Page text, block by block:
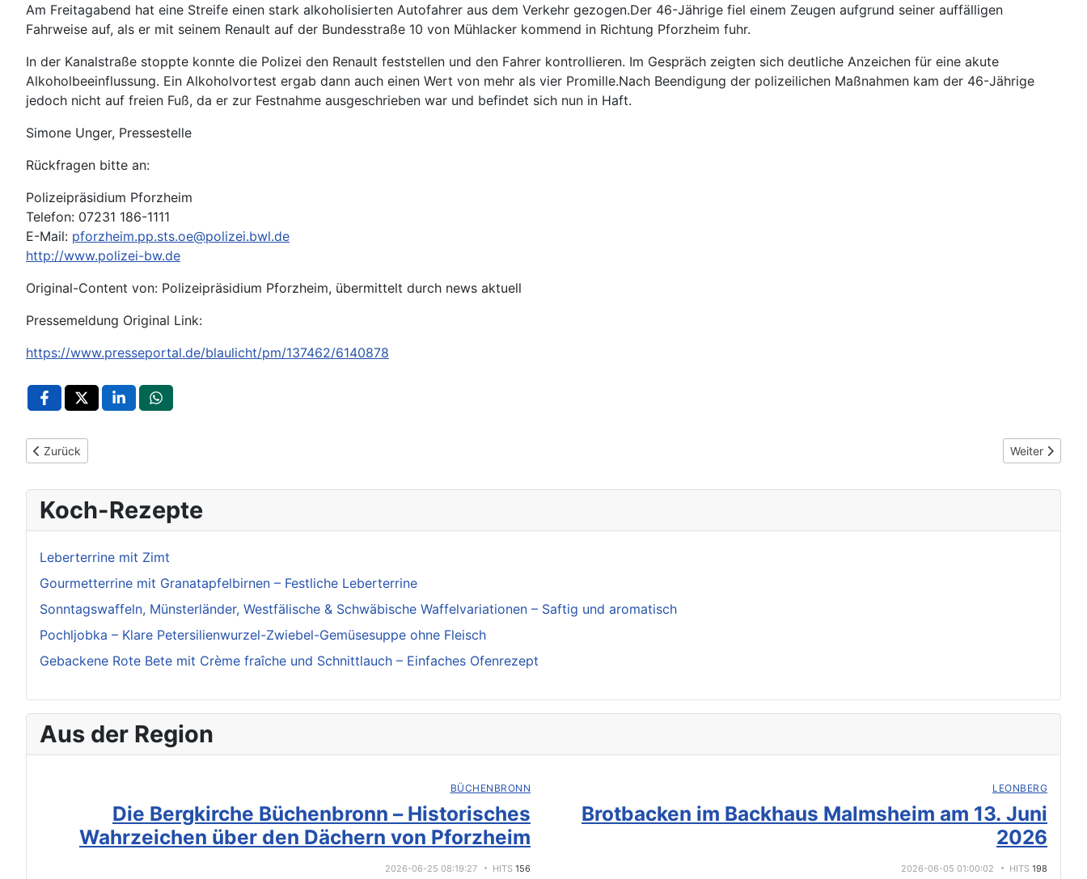
Am Freitagabend hat eine Streife einen stark alkoholisierten Autofahrer aus dem Verkehr gezogen.Der 46-Jährige fiel einem Zeugen aufgrund seiner auffälligen
Fahrweise auf, als er mit seinem Renault auf der Bundesstraße 10 von Mühlacker kommend in Richtung Pforzheim fuhr.
In der Kanalstraße stoppte konnte die Polizei den Renault feststellen und den Fahrer kontrollieren. Im Gespräch zeigten sich deutliche Anzeichen für eine akute
Alkoholbeeinflussung. Ein Alkoholvortest ergab dann auch einen Wert von mehr als vier Promille.Nach Beendigung der polizeilichen Maßnahmen kam der 46-Jährige
jedoch nicht auf freien Fuß, da er zur Festnahme ausgeschrieben war und befindet sich nun in Haft.
Simone Unger, Pressestelle
Rückfragen bitte an:
Polizeipräsidium Pforzheim
Telefon: 07231 186-1111
E-Mail: pforzheim.pp.sts.oe@polizei.bwl.de
http://www.polizei-bw.de
Original-Content von: Polizeipräsidium Pforzheim, übermittelt durch news aktuell
Pressemeldung Original Link:
https://www.presseportal.de/blaulicht/pm/137462/6140878
Vorheriger Beitrag: POL-LB: Böblingen: Taschendiebstähle am Bahnhof
Zurück Nächster
Weiter
Koch-Rezepte
Leberterrine mit Zimt
Gourmetterrine mit Granatapfelbirnen – Festliche Leberterrine
Sonntagswaffeln, Münsterländer, Westfälische & Schwäbische Waffelvariationen – Saftig und aromatisch
Pochljobka – Klare Petersilienwurzel-Zwiebel-Gemüsesuppe ohne Fleisch
Gebackene Rote Bete mit Crème fraîche und Schnittlauch – Einfaches Ofenrezept
Aus der Region
BÜCHENBRONN
Die Bergkirche Büchenbronn – Historisches
Wahrzeichen über den Dächern von Pforzheim
2026-06-25 08:19:27 HITS 156
LEONBERG
Brotbacken im Backhaus Malmsheim am 13. Juni
2026
2026-06-05 01:00:02 HITS 198